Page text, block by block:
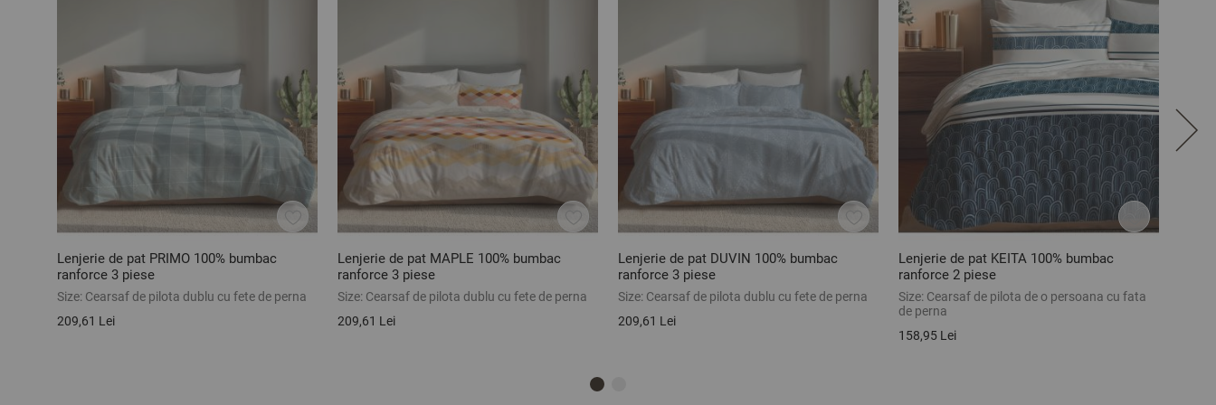
Lenjerie de pat PRIMO 100% bumbac
ranforce 3 piese
Size: Cearsaf de pilota dublu cu fete de perna
209,61 Lei
Lenjerie de pat MAPLE 100% bumbac
ranforce 3 piese
Size: Cearsaf de pilota dublu cu fete de perna
209,61 Lei
Lenjerie de pat DUVIN 100% bumbac
ranforce 3 piese
Size: Cearsaf de pilota dublu cu fete de perna
209,61 Lei
Lenjerie de pat KEITA 100% bumbac
ranforce 2 piese
Size: Cearsaf de pilota de o persoana cu fata
de perna
158,95 Lei